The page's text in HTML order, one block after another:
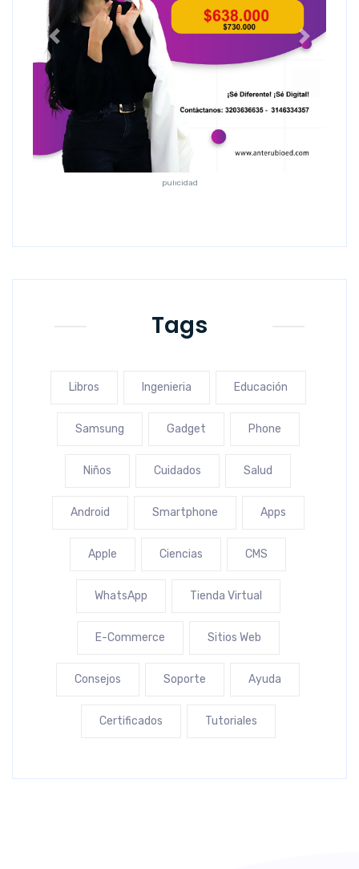
pulicidad
Anterior Siguiente
Tags
Libros Ingenieria Educación
Samsung Gadget Phone
Niños Cuidados Salud
Android Smartphone Apps
Apple Ciencias CMS
WhatsApp Tienda Virtual
E-Commerce Sitios Web
Consejos Soporte Ayuda
Certificados Tutoriales